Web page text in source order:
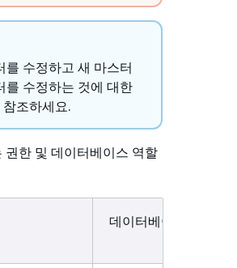
를 수정하고 새 마스터
를 수정하는 것에 대한
조하세요.
한 및 데이터베이스 역할
데이터베이스 역할